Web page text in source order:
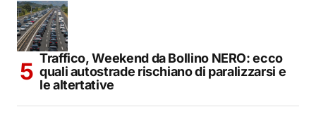
Traffico, Weekend da Bollino NERO: ecco
quali autostrade rischiano di paralizzarsi e
le altertative